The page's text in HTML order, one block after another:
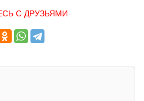
С ДРУЗЬЯМИ